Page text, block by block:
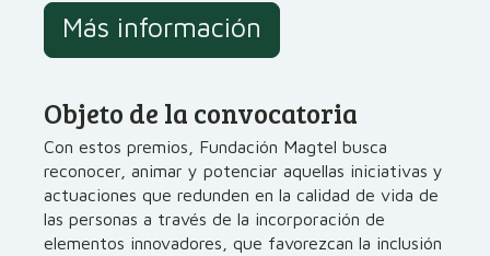
Más información
Objeto de la convocatoria
Con estos premios, Fundación Magtel busca
reconocer, animar y potenciar aquellas iniciativas y
actuaciones que redunden en la calidad de vida de
las personas a través de la incorporación de
elementos innovadores, que favorezcan la inclusión